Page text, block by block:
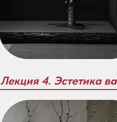
Лекция 4. Эстетика